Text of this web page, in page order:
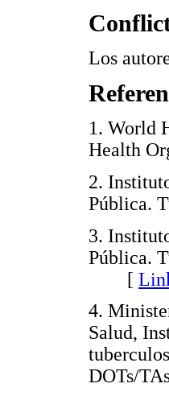
Los
1. World
Health
2.
Pública.
3.
Pública.
[
4.
Salud,
DOTs/